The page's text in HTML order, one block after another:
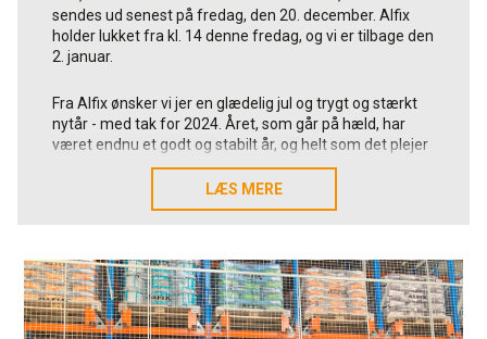
sendes ud senest på fredag, den 20. december. Alfix
holder lukket fra kl. 14 denne fredag, og vi er tilbage den
2. januar.
Fra Alfix ønsker vi jer en glædelig jul og trygt og stærkt
nytår - med tak for 2024. Året, som går på hæld, har
været endnu et godt og stabilt år, og helt som det plejer
med dansk produktion og familieeje - siden 1963.
Vi sender en varm tak til alle jer, kunder, leverandører og
LÆS MERE
LÆS MERE